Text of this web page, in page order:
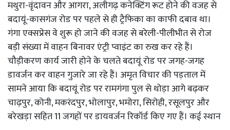
मथुरा-वृंदावन और आगरा, अलीगढ़ कनेक्टिंग रूट होने की वजह से
बदायूं-कासगंज रोड पर पहले से ही ट्रैफिका का काफी दबाव था।
गंगा एक्सप्रेस वे शुरू हो जाने की वजह से बरेली-पीलीभीत से रोज
बड़ी संख्या में वाहन बिनावर एंट्री प्वाइंट का रुख कर रहे हैं।
चौड़ीकरण कार्य जारी होने के चलते बदायूं रोड पर जगह-जगह
डावर्जन कर वाहन गुजारे जा रहे हैं। अमृत विचार की पड़ताल में
सामने आया कि बदायूं रोड पर रामगंगा पुल से थोड़ा आगे बढ़कर
चाढ़पुर, कोनी, मकरंदपुर, भोलापुर, भमोरा, सिरोही, रसूलपुर और
बरेखड़ा सहित 11 जगहों पर डायवर्जन रिकॉर्ड किए गए हैं। कई स्थान